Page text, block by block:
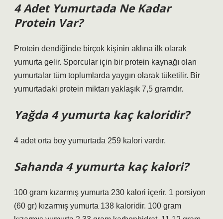
4 Adet Yumurtada Ne Kadar
Protein Var?
Protein dendiğinde birçok kişinin aklına ilk olarak
yumurta gelir. Sporcular için bir protein kaynağı olan
yumurtalar tüm toplumlarda yaygın olarak tüketilir. Bir
yumurtadaki protein miktarı yaklaşık 7,5 gramdır.
Yağda 4 yumurta kaç kaloridir?
4 adet orta boy yumurtada 259 kalori vardır.
Sahanda 4 yumurta kaç kalori?
100 gram kızarmış yumurta 230 kalori içerir. 1 porsiyon
(60 gr) kızarmış yumurta 138 kaloridir. 100 gram